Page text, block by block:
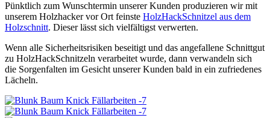
Pünktlich zum Wunschtermin unserer Kunden produzieren wir mit
unserem Holzhacker vor Ort feinste HolzHackSchnitzel aus dem
Holzschnitt. Dieser lässt sich vielfältigst verwerten.
Wenn alle Sicherheitsrisiken beseitigt und das angefallene Schnittgut
zu HolzHackSchnitzeln verarbeitet wurde, dann verwandeln sich
die Sorgenfalten im Gesicht unserer Kunden bald in ein zufriedenes
Lächeln.